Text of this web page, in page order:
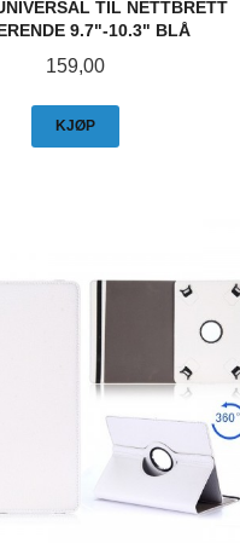
TIL NETTBRETT
9.7"-10.3" BLÅ
Pris
159,00
KJØP